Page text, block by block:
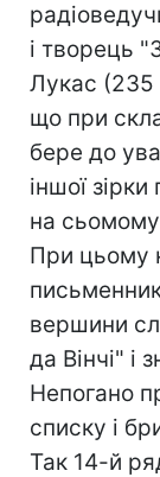
і творець
Лукас (235
що при
бере до
іншої
на
При цьому
вершини
да Вінчі" і
Непогано
списку і
Так 14-й